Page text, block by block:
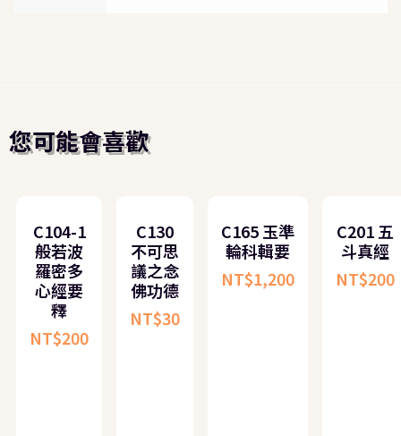
您可能會喜歡
C104-1
般若波
羅密多
心經要
釋
NT$200
C130
不可思
議之念
佛功德
NT$30
C165 玉準
輪科輯要
NT$1,200
C201 五
斗真經
NT$200